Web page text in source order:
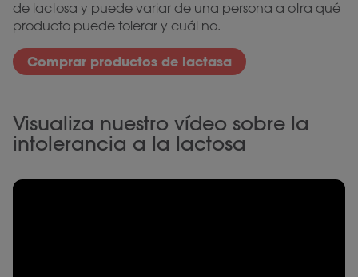
de lactosa y puede variar de una persona a otra qué
producto puede tolerar y cuál no.
Comprar productos de lactasa
Visualiza nuestro vídeo sobre la
intolerancia a la lactosa